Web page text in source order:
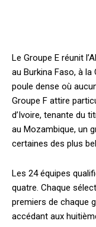
Le Groupe E réunit
au Burkina Faso, à la
poule dense où
Groupe F attire
d’Ivoire, tenante du
au Mozambique, un
certaines des plus
Les 24 équipes
quatre. Chaque
premiers de chaque
accédant aux